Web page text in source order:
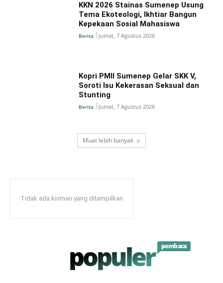
KKN 2026 Stainas Sumenep Usung
Tema Ekoteologi, Ikhtiar Bangun
Kepekaan Sosial Mahasiswa
Berita Jumat, 7 Agustus 2026
Kopri PMII Sumenep Gelar SKK V,
Soroti Isu Kekerasan Seksual dan
Stunting
Berita Jumat, 7 Agustus 2026
Muat lebih banyak
Tidak ada kiriman yang ditampilkan
populer pembaca